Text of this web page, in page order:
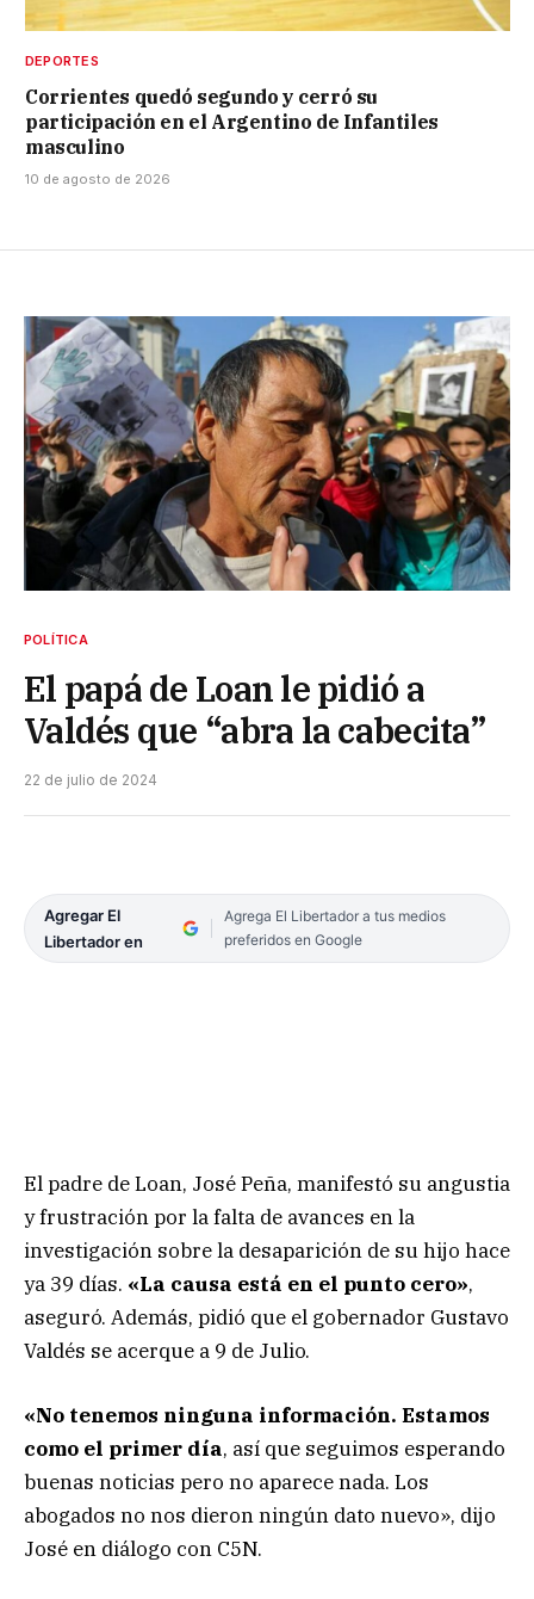
DEPORTES
Corrientes quedó segundo y cerró su
participación en el Argentino de Infantiles
masculino
10 de agosto de 2026
POLÍTICA
El papá de Loan le pidió a
Valdés que “abra la cabecita”
22 de julio de 2024
Agregar El
Libertador en
Agrega El Libertador a tus medios
preferidos en Google
El padre de Loan, José Peña, manifestó su angustia
y frustración por la falta de avances en la
investigación sobre la desaparición de su hijo hace
ya 39 días. «La causa está en el punto cero»,
aseguró. Además, pidió que el gobernador Gustavo
Valdés se acerque a 9 de Julio.
«No tenemos ninguna información. Estamos
como el primer día, así que seguimos esperando
buenas noticias pero no aparece nada. Los
abogados no nos dieron ningún dato nuevo», dijo
José en diálogo con C5N.